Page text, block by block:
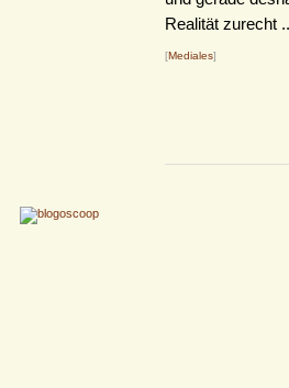
Realität zurecht
[Mediales]